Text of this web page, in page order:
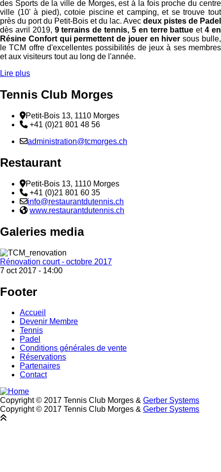
des Sports de la ville de Morges, est à la fois proche du centre
ville (10' à pied), cotoie piscine et camping, et se trouve tout
près du port du Petit-Bois et du lac. Avec deux pistes de Padel
dès avril 2019, 9 terrains de tennis, 5 en terre battue et4 en
Résine Confort qui permettent de jouer en hiversous bulle,
le TCM offre d'excellentes possibilités de jeux à ses membres
et aux visiteurs tout au long de l'année.
Lire plus
Tennis Club Morges
Adresse
Petit-Bois 13, 1110 Morges
Téléphone:
+41 (0)21 801 48 56
Email :
administration@tcmorges.ch
Restaurant
Adresse
Petit-Bois 13, 1110 Morges
Téléphone:
+41 (0)21 801 60 35
Email :
info@restaurantdutennis.ch
Site web:
www.restaurantdutennis.ch
Galeries media
Rénovation court - octobre 2017
7 oct 2017 - 14:00
Footer
Accueil
Devenir Membre
Tennis
Padel
Conditions générales de vente
Réservations
Partenaires
Contact
Copyright © 2017 Tennis Club Morges & Gerber Systems
Copyright © 2017 Tennis Club Morges & Gerber Systems